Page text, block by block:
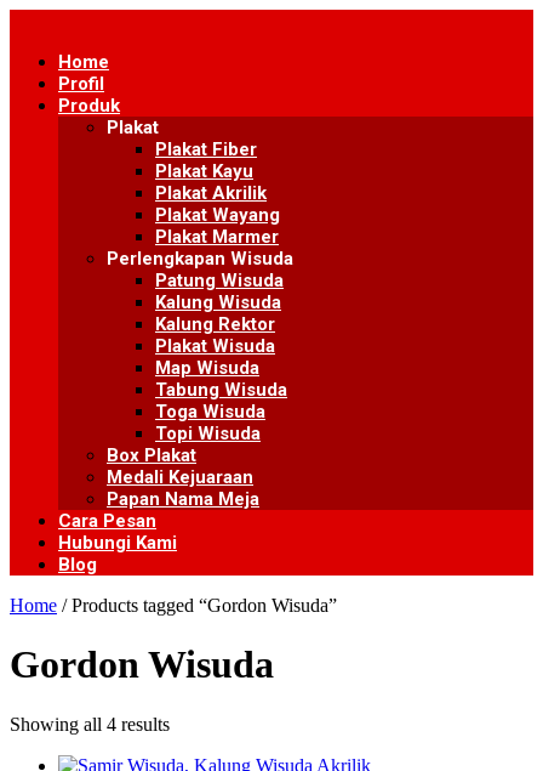
contentHome
Profil
Produk
Plakat
Plakat Fiber
Plakat Kayu
Plakat Akrilik
Plakat Wayang
Plakat Marmer
Perlengkapan Wisuda
Patung Wisuda
Kalung Wisuda
Kalung Rektor
Plakat Wisuda
Map Wisuda
Tabung Wisuda
Toga Wisuda
Topi Wisuda
Box Plakat
Medali Kejuaraan
Papan Nama Meja
Cara Pesan
Hubungi Kami
Blog
Home / Products tagged “Gordon Wisuda”
Gordon Wisuda
Showing all 4 results